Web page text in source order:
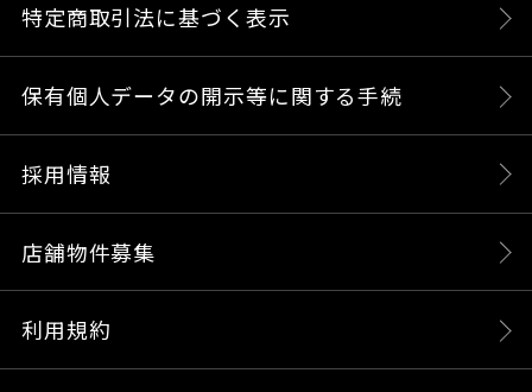
特定商取引法に基づく表示
保有個人データの開示等に関する手続
採用情報
店舗物件募集
利用規約